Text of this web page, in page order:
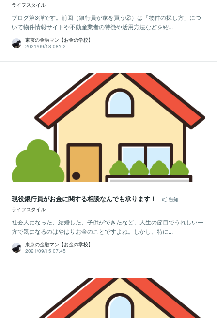
ライフスタイル
ブログ第3弾です。前回（銀行員が家を買う②）は「物件の探し方」につ
いて物件情報サイトや不動産業者の特徴や活用方法などを紹...
東京の金融マン【お金の学校】
2021/09/18 08:02
現役銀行員がお金に関する相談なんでも承ります！
告知
ライフスタイル
社会人になった、結婚した、子供ができたなど、人生の節目でうれしい一
方で気になるのはやはりお金のことですよね。しかし、特に...
東京の金融マン【お金の学校】
2021/09/15 07:45